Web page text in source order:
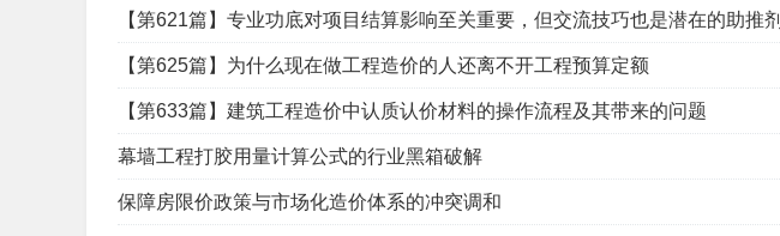
【第621篇】专业功底对项目结算影响至关重要，但交流技巧也是潜在的助推剂
【第625篇】为什么现在做工程造价的人还离不开工程预算定额
【第633篇】建筑工程造价中认质认价材料的操作流程及其带来的问题
幕墙工程打胶用量计算公式的行业黑箱破解
保障房限价政策与市场化造价体系的冲突调和